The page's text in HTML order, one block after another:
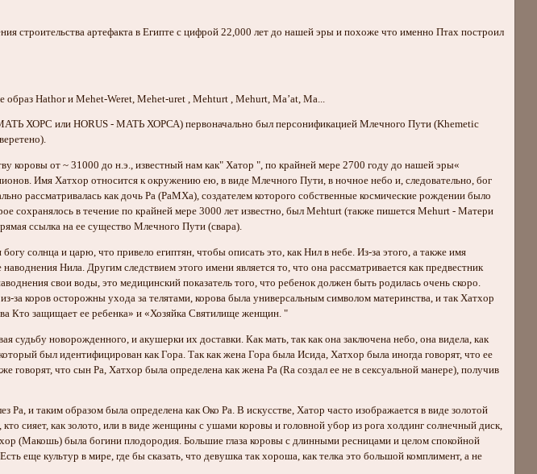
строительства артефакта в Египте с цифрой 22,000 лет до нашей эры и похоже что именно Птах построил
Hathor и Mehet-Weret, Mehet-uret , Mehturt , Mehurt, Ma’at, Ma...
ХОРС или HORUS - МАТЬ ХОРСА) первоначально был персонификацией Млечного Пути (Khemetic
коровы от ~ 31000 до н.э., известный нам как" Хатор ", по крайней мере 2700 году до нашей эры«
Имя Хатхор относится к окружению ею, в виде Млечного Пути, в ночное небо и, следовательно, бог
рассматривалась как дочь Ра (РаМХа), создателем которого собственные космические рождении было
сохранялось в течение по крайней мере 3000 лет известно, был Mehturt (также пишется Mehurt - Матери
ссылка на ее существо Млечного Пути (свара).
солнца и царю, что привело египтян, чтобы описать это, как Нил в небе. Из-за этого, а также имя
Нила. Другим следствием этого имени является то, что она рассматривается как предвестник
свои воды, это медицинский показатель того, что ребенок должен быть родилась очень скоро.
за коров осторожны ухода за телятами, корова была универсальным символом материнства, и так Хатхор
Кто защищает ее ребенка» и «Хозяйка Святилище женщин. "
судьбу новорожденного, и акушерки их доставки. Как мать, так как она заключена небо, она видела, как
был идентифицирован как Гора. Так как жена Гора была Исида, Хатхор была иногда говорят, что ее
говорят, что сын Ра, Хатхор была определена как жена Ра (Ra создал ее не в сексуальной манере), получив
Ра, и таким образом была определена как Око Ра. В искусстве, Хатор часто изображается в виде золотой
кто сияет, как золото, или в виде женщины с ушами коровы и головной убор из рога холдинг солнечный диск,
(Макошь) была богини плодородия. Большие глаза коровы с длинными ресницами и целом спокойной
еще культур в мире, где бы сказать, что девушка так хороша, как телка это большой комплимент, а не